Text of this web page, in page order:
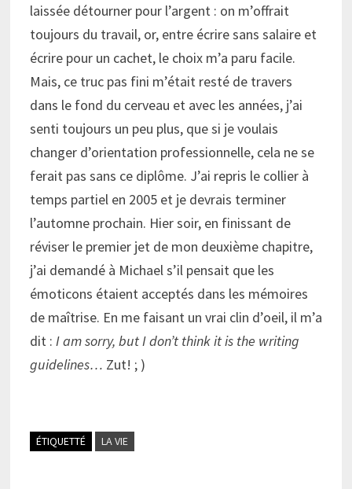
laissée détourner pour l’argent : on m’offrait
toujours du travail, or, entre écrire sans salaire et
écrire pour un cachet, le choix m’a paru facile.
Mais, ce truc pas fini m’était resté de travers
dans le fond du cerveau et avec les années, j’ai
senti toujours un peu plus, que si je voulais
changer d’orientation professionnelle, cela ne se
ferait pas sans ce diplôme. J’ai repris le collier à
temps partiel en 2005 et je devrais terminer
l’automne prochain. Hier soir, en finissant de
réviser le premier jet de mon deuxième chapitre,
j’ai demandé à Michael s’il pensait que les
émoticons étaient acceptés dans les mémoires
de maîtrise. En me faisant un vrai clin d’oeil, il m’a
dit : I am sorry, but I don’t think it is the writing
guidelines… Zut! ; )
ÉTIQUETTÉ LA VIE